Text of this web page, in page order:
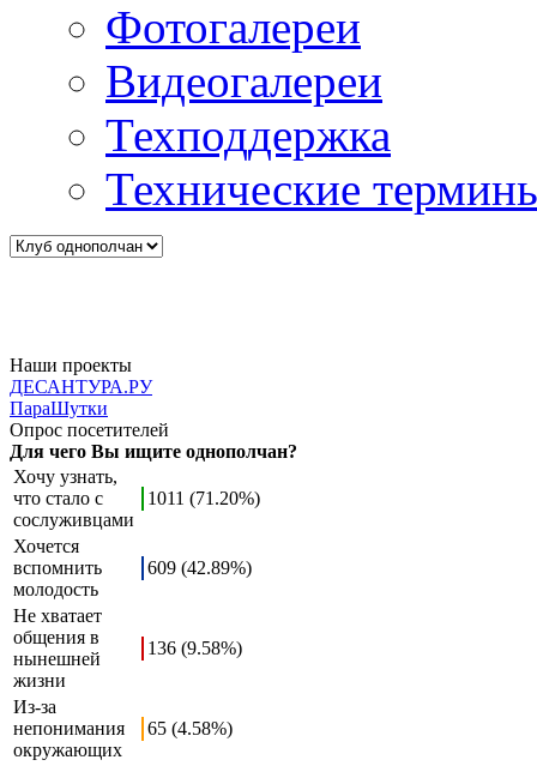
Фотогалереи
Видеогалереи
Техподдержка
Технические
Наши проекты
ДЕСАНТУРА.РУ
ПараШутки
Опрос посетителей
Для чего Вы ищите однополчан?
Хочу узнать,
что стало с
сослуживцами
1011 (71.20%)
Хочется
вспомнить
молодость
609 (42.89%)
Не хватает
общения в
нынешней
жизни
136 (9.58%)
Из-за
непонимания
окружающих
65 (4.58%)